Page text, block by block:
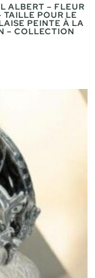
ALBERT – FLEUR
TAILLE POUR LE
PEINTE À LA
– COLLECTION